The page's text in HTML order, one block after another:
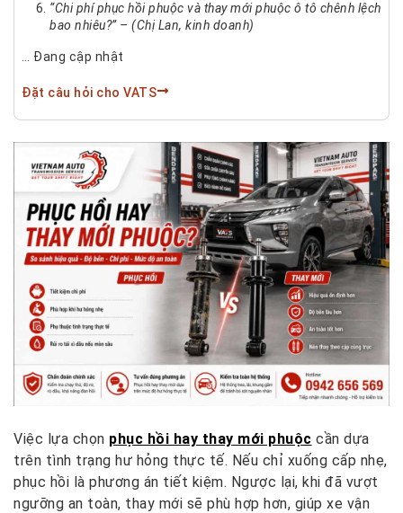
“Chi phí phục hồi phuộc và thay mới phuộc ô tô chênh lệch
bao nhiêu?” – (Chị Lan, kinh doanh)
… Đang cập nhật
Đặt câu hỏi cho VATS
Việc lựa chọn phục hồi hay thay mới phuộc cần dựa
trên tình trạng hư hỏng thực tế. Nếu chỉ xuống cấp nhẹ,
phục hồi là phương án tiết kiệm. Ngược lại, khi đã vượt
ngưỡng an toàn, thay mới sẽ phù hợp hơn, giúp xe vận